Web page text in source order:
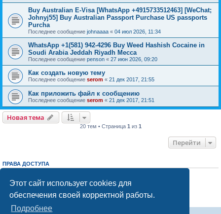
Этот сайт использует cookies для
обеспечения своей корректной работы.
Подробнее
Buy Australian E-Visa [WhatsApp +4915733512463] [WeChat;
Johnyj55] Buy Australian Passport Purchase US passports
Purcha
Последнее сообщение johnaaaa « 04 июл 2026, 11:34
WhatsApp +1(581) 942-4296 Buy Weed Hashish Cocaine in
Soudi Arabia Jeddah Riyadh Mecca
Последнее сообщение penson « 27 июн 2026, 09:20
Как создать новую тему
Последнее сообщение serom « 21 дек 2017, 21:55
Как приложить файл к сообщению
Последнее сообщение serom « 21 дек 2017, 21:51
Новая тема
20 тем • Страница 1 из 1
Перейти
ПРАВА ДОСТУПА
Выне можетеотвечать на сообщения
Выне можетередактировать свои сообщения
Выне можетеудалять свои сообщения
добавлять вложения